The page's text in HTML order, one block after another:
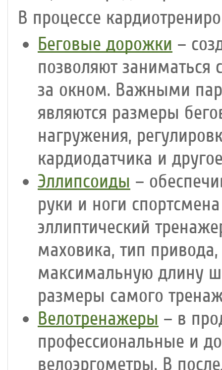
В процессе
Беговые дорожки –
позволяют
за окном. Важными
являются размеры
нагружения,
кардиодатчика и
Эллипсоиды –
руки и ноги
эллиптический
маховика, тип
максимальную длину
размеры самого
Велотренажеры – в
профессиональные и
велоэргометры. В